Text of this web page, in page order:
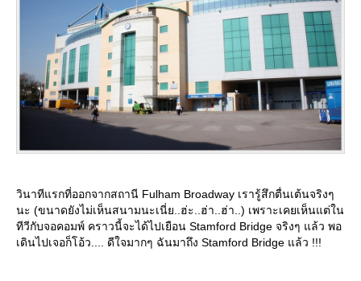
วินาทีแรกที่ออกจากสถานี Fulham Broadway เรารู้สึกตื่นเต้นจริงๆ
นะ (ขนาดยังไม่เห็นสนามนะเนี่ย..ฮ่ะ..ฮ่า..ฮ่า..) เพราะเคยเห็นแต่ใน
ทีวีกับจอคอมพ์ คราวนี้จะได้ไปเยือน Stamford Bridge จริงๆ แล้ว พอ
เดินไปเจอก็โอ้ว.... ดีใจมากๆ ฉันมาถึง Stamford Bridge แล้ว !!!